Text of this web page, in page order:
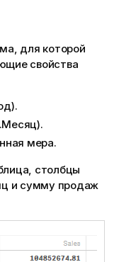
для которой
свойства
мера.
столбцы
и сумму продаж